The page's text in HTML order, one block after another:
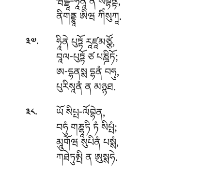
ནིགནྡྷཱ ཨིཝ ཀིཾསུཀཱ.
༣༧. ཧཱིནེ པུཏྟོ རཱཛཱམཙྩོ,
བཱལ-པུཏྟོ ཙ པཎྜིཏོ;
ཨ-དྷནསྶ དྷནཾ བཧུ,
པུརིསཱནཾ ན མཉྙཐ.
༣༨. ཡོ སིཔྤ-ལོབྷེན,
བཧུཾ གཎྷཱཏི ཏཾ སིཔྤཾ;
མཱུགོཝསུཔིནཾ པསྶཾ,
ཀཐེཏུམྤི ན ཨུསྶཧེ.